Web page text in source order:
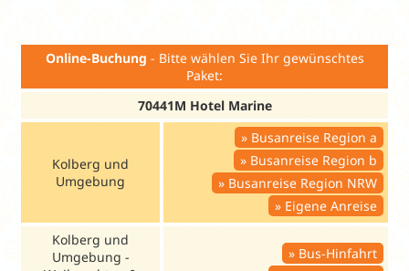
Online-Buchung - Bitte wählen Sie Ihr gewünschtes
Paket:
70441M Hotel Marine
Kolberg und
Umgebung
Busanreise Region a
Busanreise Region b
Busanreise Region NRW
Eigene Anreise
Kolberg und
Umgebung -
Bus-Hinfahrt